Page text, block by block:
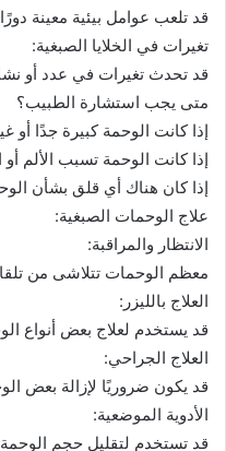
قد تلعب عوامل بيئية معينة
تغيرات في الخلايا الصبغية:
قد تحدث تغيرات في عدد أو
متى يجب استشارة الطبيب؟
إذا كانت الوحمة كبيرة جدًا أو
إذا كانت الوحمة تسبب الألم
إذا كان هناك أي قلق بشأن
علاج الوحمات الصبغية:
الانتظار والمراقبة:
معظم الوحمات تتلاشى من
العلاج بالليزر:
قد يستخدم لعلاج بعض أنواع
العلاج الجراحي:
قد يكون ضروريًا لإزالة بعض
الأدوية الموضعية:
قد تستخدم لتقليل حجم